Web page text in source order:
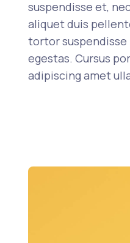
suspendisse et,
aliquet duis
tortor suspendisse
egestas. Cursus
adipiscing amet